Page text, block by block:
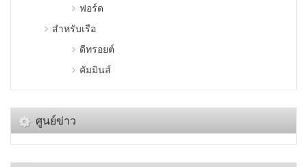
ฟอร์ด
สําหรับเรือ
ดีทรอยต์
คัมมินส์
ศูนย์ข่าว